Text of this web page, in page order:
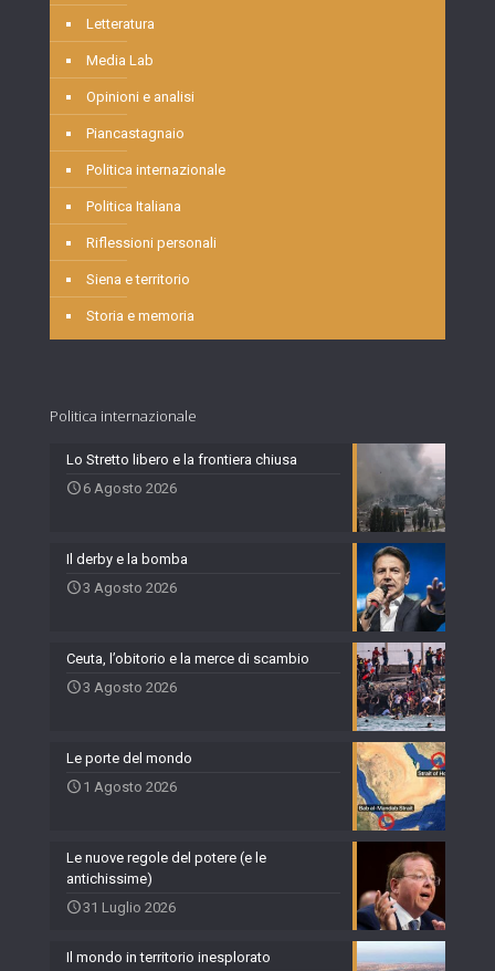
Letteratura
Media Lab
Opinioni e analisi
Piancastagnaio
Politica internazionale
Politica Italiana
Riflessioni personali
Siena e territorio
Storia e memoria
Politica internazionale
Lo Stretto libero e la frontiera chiusa
6 Agosto 2026
Il derby e la bomba
3 Agosto 2026
Ceuta, l’obitorio e la merce di scambio
3 Agosto 2026
Le porte del mondo
1 Agosto 2026
Le nuove regole del potere (e le
antichissime)
31 Luglio 2026
Il mondo in territorio inesplorato